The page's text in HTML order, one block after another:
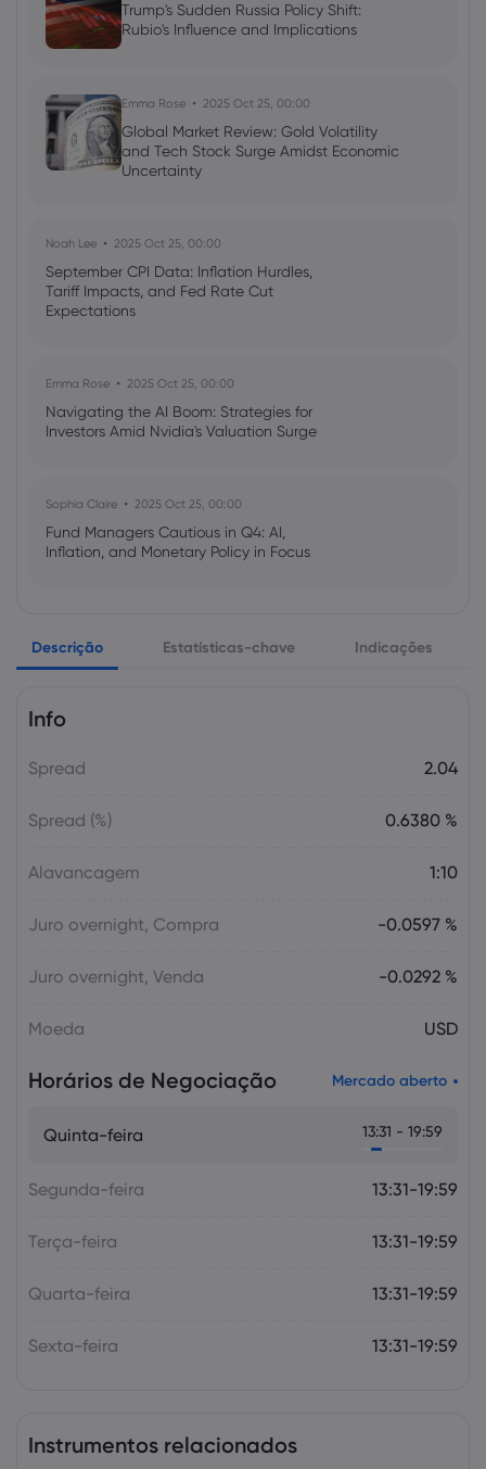
Ava Grace 2025 Jul 03, 08:35
AI Podcast: Fresh Insights on Fed Rate
Trump's Sudden Russia Policy Shift:
Rubio's Influence and Implications
Emma Rose 2025 Oct 25, 00:00
Global Market Review: Gold Volatility
and Tech Stock Surge Amidst Economic
Uncertainty
Noah Lee 2025 Oct 25, 00:00
September CPI Data: Inflation Hurdles,
Tariff Impacts, and Fed Rate Cut
Expectations
Emma Rose 2025 Oct 25, 00:00
Navigating the AI Boom: Strategies for
Investors Amid Nvidia's Valuation Surge
Sophia Claire 2025 Oct 25, 00:00
Fund Managers Cautious in Q4: AI,
Inflation, and Monetary Policy in Focus
US Government Shutdown Threatens
October Inflation Data Release
US-EU Relations: Russia Sanctions Unite
Descrição Estatísticas-chave Indicações
Info
Spread 2.04
Spread (%) 0.6380 %
Alavancagem 1:10
Juro overnight, Compra -0.0597 %
Juro overnight, Venda -0.0292 %
Moeda USD
Horários de Negociação Mercado aberto
Quinta-feira 13:31 - 19:59
Segunda-feira 13:31-19:59
Terça-feira 13:31-19:59
Quarta-feira 13:31-19:59
Sexta-feira 13:31-19:59
Instrumentos relacionados